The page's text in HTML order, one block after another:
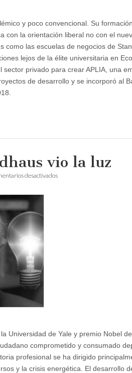
y poco convencional. Su
con la orientación liberal no con el
como las escuelas de negocios de
lejos de la élite universitaria en
privado para crear APLIA, una
de desarrollo y se incorporó al
vio la luz
desactivadosen
Universidad de Yale y premio Nobel
comprometido y consumado
profesional se ha dirigido
y la crisis energética. El desarrollo